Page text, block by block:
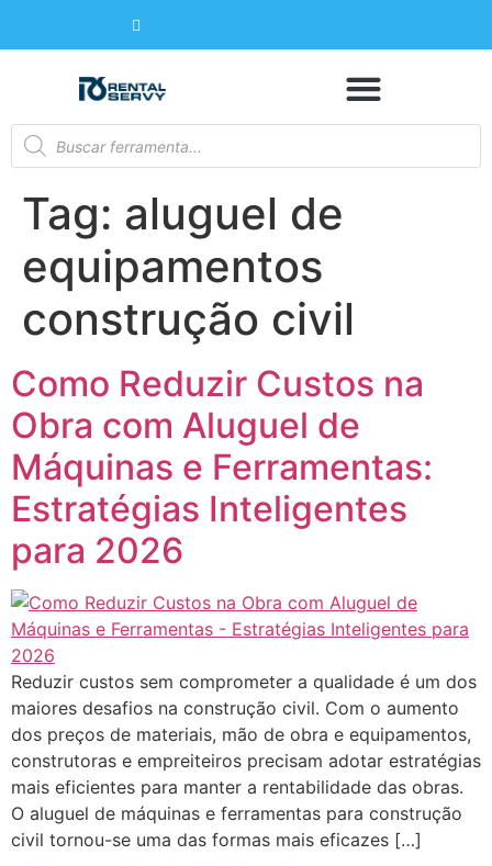
Tag: aluguel de
equipamentos
construção civil
Como Reduzir Custos na
Obra com Aluguel de
Máquinas e Ferramentas:
Estratégias Inteligentes
para 2026
Reduzir custos sem comprometer a qualidade é um dos
maiores desafios na construção civil. Com o aumento
dos preços de materiais, mão de obra e equipamentos,
construtoras e empreiteiros precisam adotar estratégias
mais eficientes para manter a rentabilidade das obras.
O aluguel de máquinas e ferramentas para construção
civil tornou-se uma das formas mais eficazes […]